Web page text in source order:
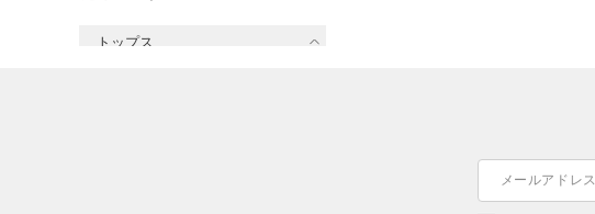
トップス